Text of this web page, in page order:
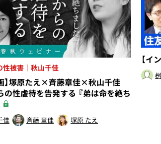
性被害｜秋山千佳
】塚原たえ×斉藤章佳×秋山千佳
の性虐待を告発する 『弟は命を絶ち
佳 斉藤 章佳 塚原 たえ
【イ